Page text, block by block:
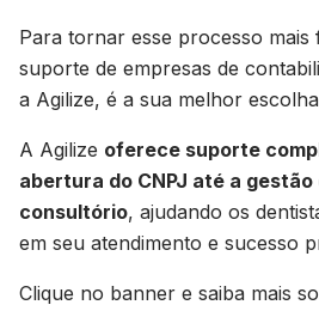
Para tornar esse processo
suporte de empresas de
a Agilize, é a sua melhor
A Agilize oferece suporte
abertura do CNPJ até a
consultório, ajudando os
em seu atendimento e sucesso
Clique no banner e saiba mais